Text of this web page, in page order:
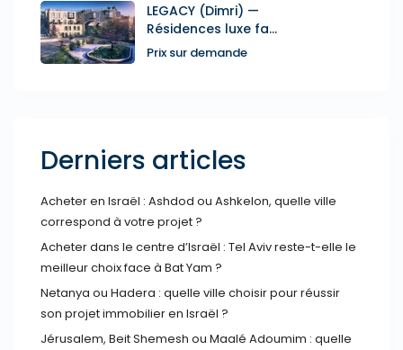
LEGACY (Dimri) —
Résidences luxe fa...
Prix sur demande
Derniers articles
Acheter en Israël : Ashdod ou Ashkelon, quelle ville
correspond à votre projet ?
Acheter dans le centre d’Israël : Tel Aviv reste-t-elle le
meilleur choix face à Bat Yam ?
Netanya ou Hadera : quelle ville choisir pour réussir
son projet immobilier en Israël ?
Jérusalem, Beit Shemesh ou Maalé Adoumim : quelle